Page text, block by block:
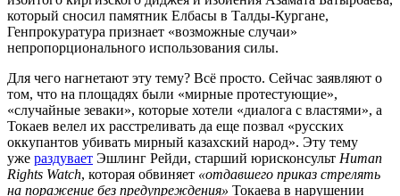
который сносил памятник Елбасы в Талды-Кургане,
Генпрокуратура признает «возможные случаи»
непропорционального использования силы.
Для чего нагнетают эту тему? Всё просто. Сейчас заявляют о
том, что на площадях были «мирные протестующие»,
«случайные зеваки», которые хотели «диалога с властями», а
Токаев велел их расстреливать да еще позвал «русских
оккупантов убивать мирный казахский народ». Эту тему
уже раздувает Эшлинг Рейди, старший юрисконсульт Human
Rights Watch, которая обвиняет «отдавшего приказ стрелять
на поражение без предупреждения» Токаева в нарушении